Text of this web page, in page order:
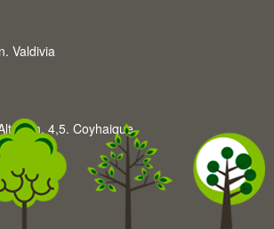
Valdivia
Km. 4,5. Coyhaique